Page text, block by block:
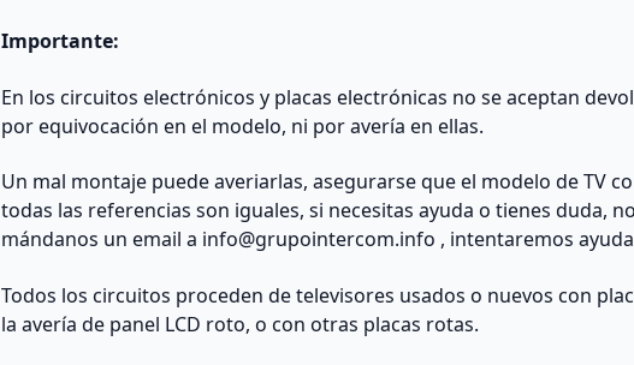
Importante:
En los circuitos electrónicos y placas electrónicas no se aceptan
por equivocación en el modelo, ni por avería en ellas.
Un mal montaje puede averiarlas, asegurarse que el modelo de TV
todas las referencias son iguales, si necesitas ayuda o tienes duda,
mándanos un email a info@grupointercom.info , intentaremos
Todos los circuitos proceden de televisores usados o nuevos con
la avería de panel LCD roto, o con otras placas rotas.